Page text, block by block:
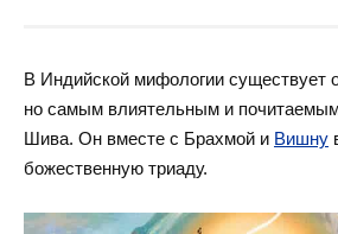
В Индийской мифологии существует
но самым влиятельным и почитаемым
Шива. Он вместе с Брахмой и Вишну
божественную триаду.